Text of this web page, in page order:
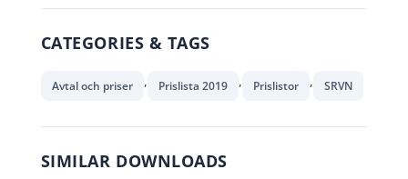
CATEGORIES & TAGS
Avtal och priser , Prislista 2019 , Prislistor , SRVN
SIMILAR DOWNLOADS